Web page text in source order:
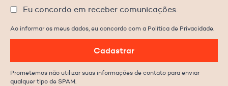
Eu concordo em receber comunicações.
Ao informar os meus dados, eu concordo com a Política de Privacidade.
Cadastrar
Prometemos não utilizar suas informações de contato para enviar
qualquer tipo de SPAM.